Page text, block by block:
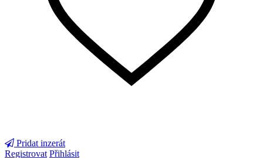
Pridat inzerát
Registrovat Přihlásit